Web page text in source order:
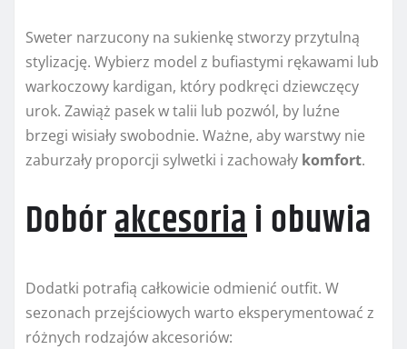
Sweter narzucony na sukienkę stworzy przytulną
stylizację. Wybierz model z bufiastymi rękawami lub
warkoczowy kardigan, który podkręci dziewczęcy
urok. Zawiąż pasek w talii lub pozwól, by luźne
brzegi wisiały swobodnie. Ważne, aby warstwy nie
zaburzały proporcji sylwetki i zachowały komfort.
Dobórakcesoriai obuwia
Dodatki potrafią całkowicie odmienić outfit. W
sezonach przejściowych warto eksperymentować z
różnych rodzajów akcesoriów: